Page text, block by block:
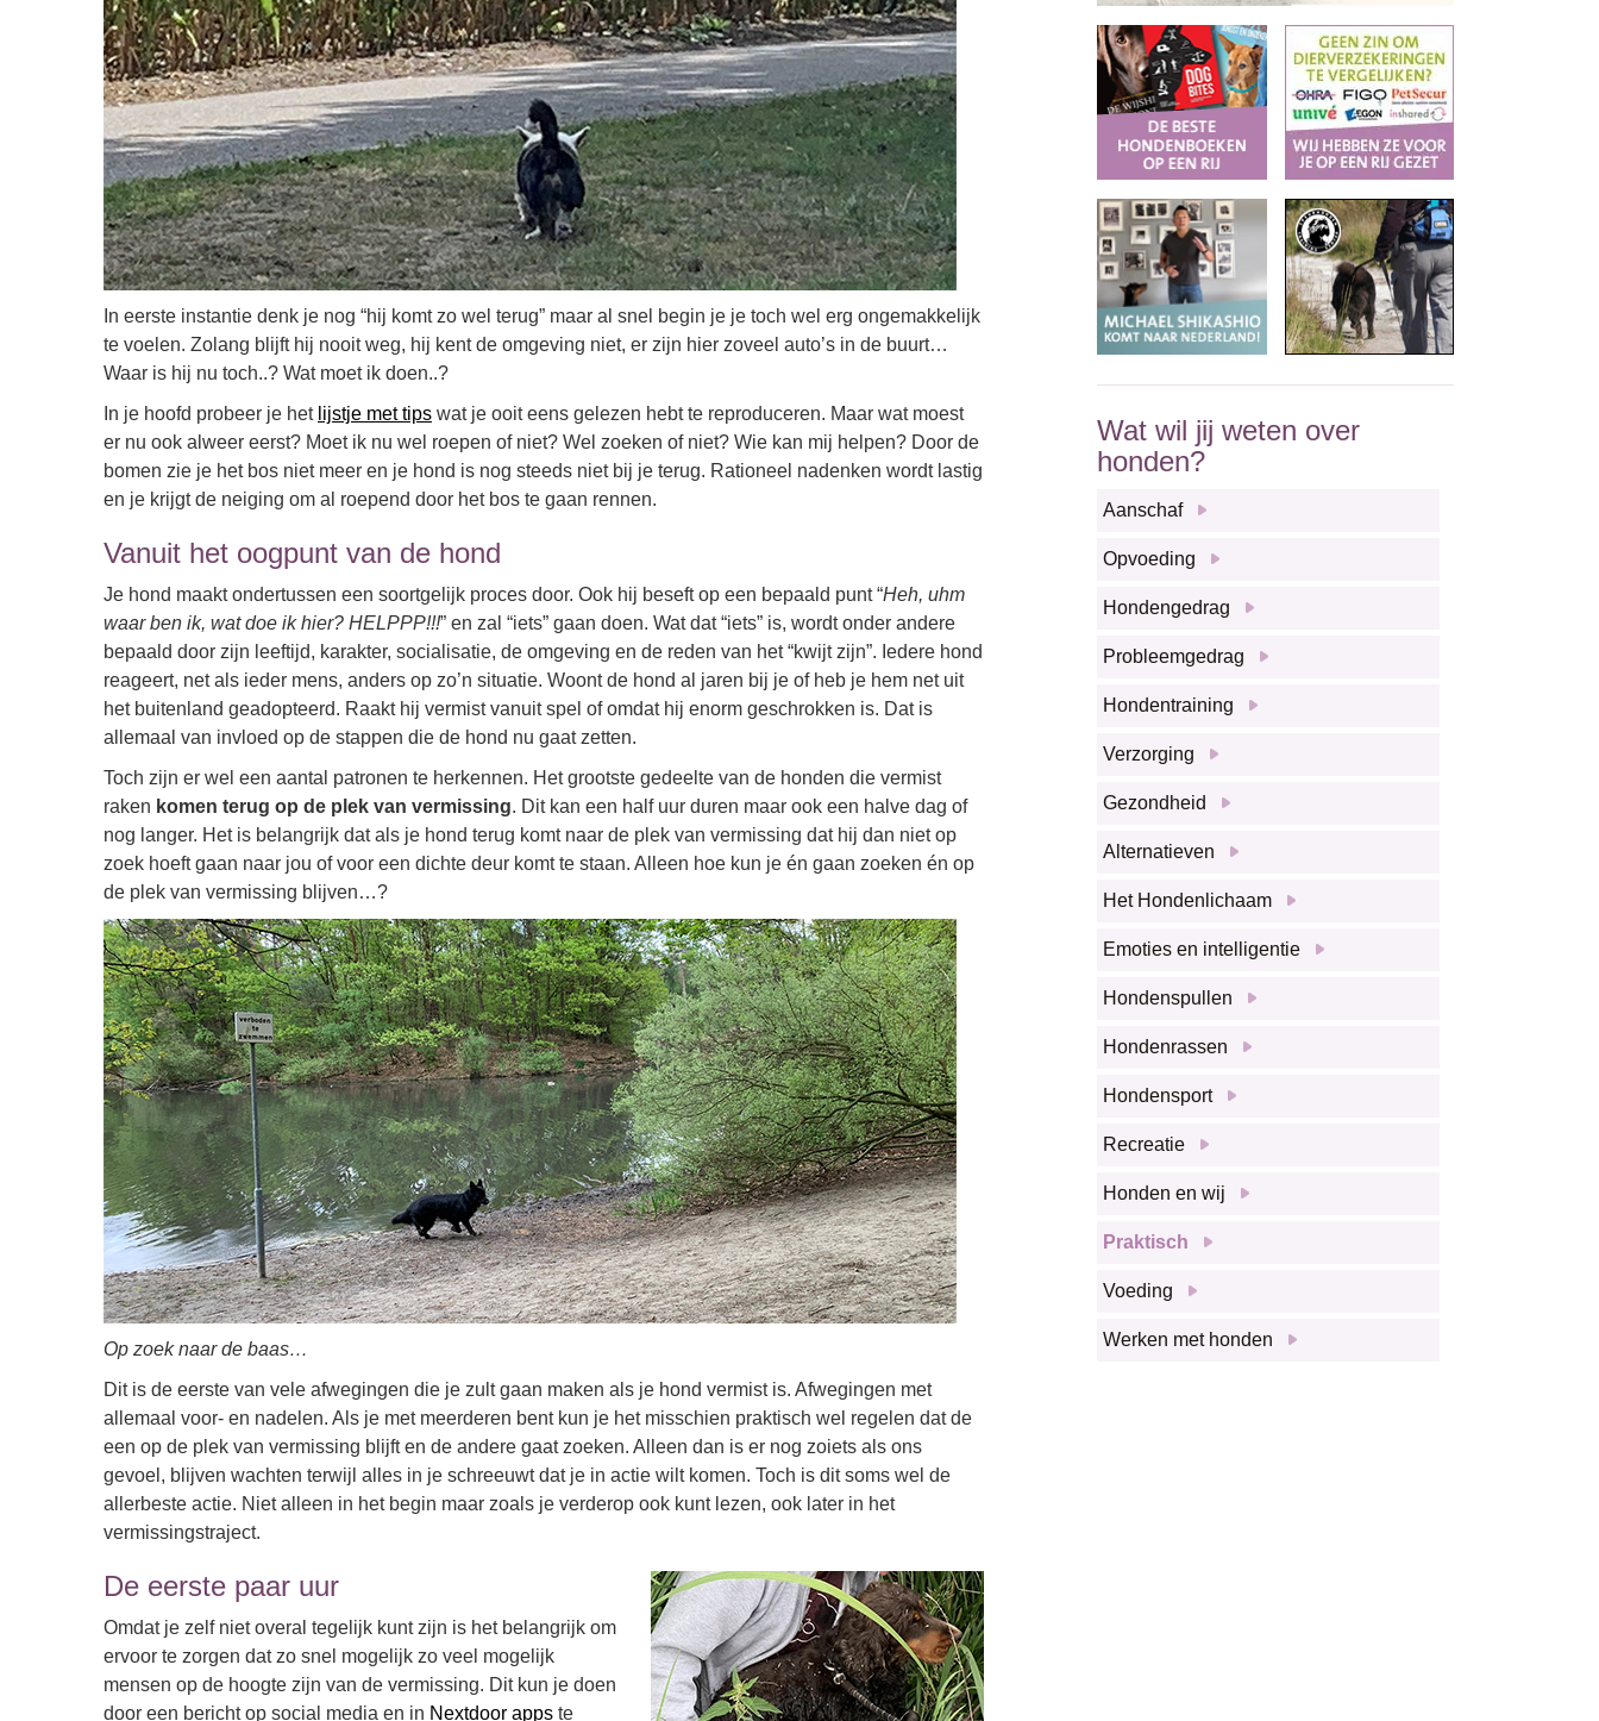
In eerste instantie denk je nog “hij komt zo wel terug” maar al snel begin je je toch wel erg ongemakkelijk
te voelen. Zolang blijft hij nooit weg, hij kent de omgeving niet, er zijn hier zoveel auto’s in de buurt…
Waar is hij nu toch..? Wat moet ik doen..?
In je hoofd probeer je het lijstje met tips wat je ooit eens gelezen hebt te reproduceren. Maar wat moest
er nu ook alweer eerst? Moet ik nu wel roepen of niet? Wel zoeken of niet? Wie kan mij helpen? Door de
bomen zie je het bos niet meer en je hond is nog steeds niet bij je terug. Rationeel nadenken wordt lastig
en je krijgt de neiging om al roepend door het bos te gaan rennen.
Vanuit het oogpunt van de hond
Je hond maakt ondertussen een soortgelijk proces door. Ook hij beseft op een bepaald punt “Heh, uhm
waar ben ik, wat doe ik hier? HELPPP!!!” en zal “iets” gaan doen. Wat dat “iets” is, wordt onder andere
bepaald door zijn leeftijd, karakter, socialisatie, de omgeving en de reden van het “kwijt zijn”. Iedere hond
reageert, net als ieder mens, anders op zo’n situatie. Woont de hond al jaren bij je of heb je hem net uit
het buitenland geadopteerd. Raakt hij vermist vanuit spel of omdat hij enorm geschrokken is. Dat is
allemaal van invloed op de stappen die de hond nu gaat zetten.
Toch zijn er wel een aantal patronen te herkennen. Het grootste gedeelte van de honden die vermist
raken komen terug op de plek van vermissing. Dit kan een half uur duren maar ook een halve dag of
nog langer. Het is belangrijk dat als je hond terug komt naar de plek van vermissing dat hij dan niet op
zoek hoeft gaan naar jou of voor een dichte deur komt te staan. Alleen hoe kun je én gaan zoeken én op
de plek van vermissing blijven…?
Op zoek naar de baas…
Dit is de eerste van vele afwegingen die je zult gaan maken als je hond vermist is. Afwegingen met
allemaal voor- en nadelen. Als je met meerderen bent kun je het misschien praktisch wel regelen dat de
een op de plek van vermissing blijft en de andere gaat zoeken. Alleen dan is er nog zoiets als ons
gevoel, blijven wachten terwijl alles in je schreeuwt dat je in actie wilt komen. Toch is dit soms wel de
allerbeste actie. Niet alleen in het begin maar zoals je verderop ook kunt lezen, ook later in het
vermissingstraject.
De eerste paar uur
Omdat je zelf niet overal tegelijk kunt zijn is het belangrijk om
ervoor te zorgen dat zo snel mogelijk zo veel mogelijk
mensen op de hoogte zijn van de vermissing. Dit kun je doen
door een bericht op social media en in Nextdoor apps te
Wat wil jij weten over
honden?
Aanschaf
Opvoeding
Hondengedrag
Probleemgedrag
Hondentraining
Verzorging
Gezondheid
Alternatieven
Het Hondenlichaam
Emoties en intelligentie
Hondenspullen
Hondenrassen
Hondensport
Recreatie
Honden en wij
Praktisch
Voeding
Werken met honden